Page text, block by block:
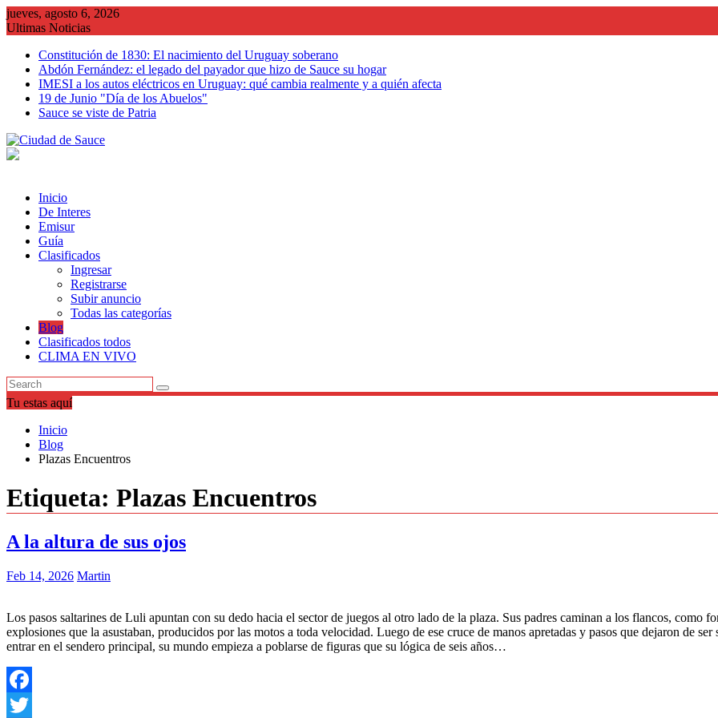
Saltar
al
jueves, agosto 6, 2026
Ultimas Noticias
Constitución de 1830: El nacimiento del Uruguay soberano
Abdón Fernández: el legado del payador que hizo de Sauce su hogar
IMESI a los autos eléctricos en Uruguay: qué cambia realmente y a quién afecta
19 de Junio "Día de los Abuelos"
Sauce se viste de Patria
Inicio
De Interes
Emisur
Guía
Clasificados
Ingresar
Registrarse
Subir anuncio
Todas las categorías
Blog
Clasificados todos
CLIMA EN VIVO
Tu estas aquí
Inicio
Blog
Plazas Encuentros
Etiqueta: Plazas Encuentros
A la altura de sus ojos
Feb 14, 2026 Martin
Los pasos saltarines de Luli apuntan con su dedo hacia el sector de juegos al otro lado de la plaza. Sus padres caminan a los flancos, como
explosiones que la asustaban, producidos por las motos a toda velocidad. Luego de ese cruce de manos apretadas y pasos que dejaron de
entrar en el sendero principal, su mundo empieza a poblarse de figuras que su lógica de seis años…
Facebook